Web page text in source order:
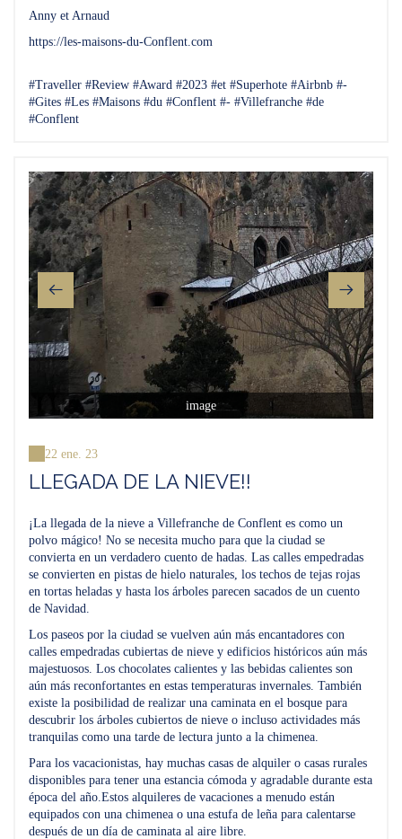
Anny et Arnaud
https://les-maisons-du-Conflent.com
#Traveller #Review #Award #2023 #et #Superhote #Airbnb #-
#Gites #Les #Maisons #du #Conflent #- #Villefranche #de
#Conflent
image
22 ene. 23
LLEGADA DE LA NIEVE!!
¡La llegada de la nieve a Villefranche de Conflent es como un
polvo mágico! No se necesita mucho para que la ciudad se
convierta en un verdadero cuento de hadas. Las calles empedradas
se convierten en pistas de hielo naturales, los techos de tejas rojas
en tortas heladas y hasta los árboles parecen sacados de un cuento
de Navidad.
Los paseos por la ciudad se vuelven aún más encantadores con
calles empedradas cubiertas de nieve y edificios históricos aún más
majestuosos. Los chocolates calientes y las bebidas calientes son
aún más reconfortantes en estas temperaturas invernales. También
existe la posibilidad de realizar una caminata en el bosque para
descubrir los árboles cubiertos de nieve o incluso actividades más
tranquilas como una tarde de lectura junto a la chimenea.
Para los vacacionistas, hay muchas casas de alquiler o casas rurales
disponibles para tener una estancia cómoda y agradable durante esta
época del año.Estos alquileres de vacaciones a menudo están
equipados con una chimenea o una estufa de leña para calentarse
después de un día de caminata al aire libre.